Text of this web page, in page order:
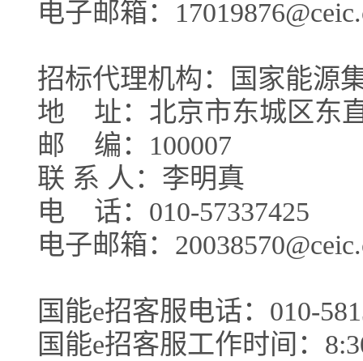
电子邮箱：
招标代理机构：国家能源
地
址：北京市东城区东
邮
编：100007
联 系 人：李明真
电
话：010-57337425
电子邮箱：
国能e招客服电话：010-
国能e招客服工作时间：